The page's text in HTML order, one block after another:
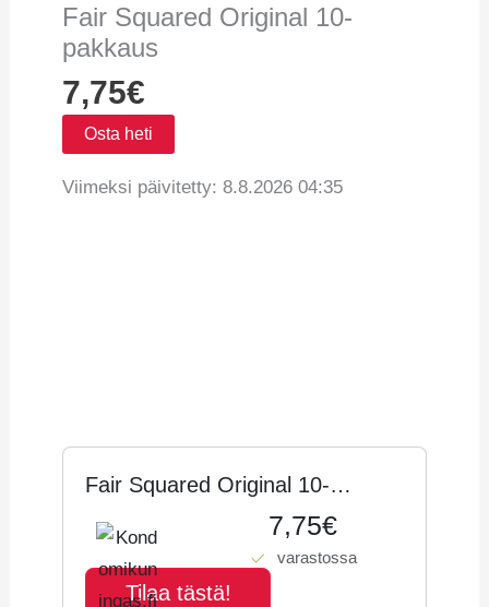
Fair Squared Original 10-
pakkaus
7,75€
Osta heti
Viimeksi päivitetty: 8.8.2026 04:35
Fair Squared Original 10-
pakkaus
7,75€
varastossa
Tilaa tästä!